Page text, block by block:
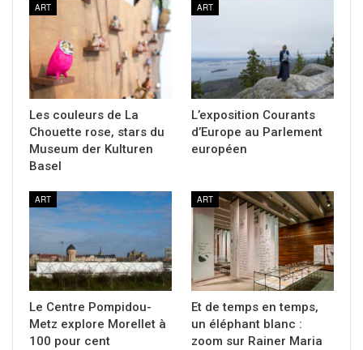
ART
Les couleurs de La
Chouette rose, stars du
Museum der Kulturen
Basel
ART
L’exposition Courants
d’Europe au Parlement
européen
ART
Le Centre Pompidou-
Metz explore Morellet à
100 pour cent
ART
Et de temps en temps,
un éléphant blanc :
zoom sur Rainer Maria